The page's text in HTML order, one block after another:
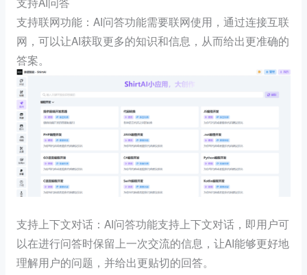
支持联网功能：AI问答功能需要联网使用，通过连接互联
网，可以让AI获取更多的知识和信息，从而给出更准确的
答案。
支持上下文对话：AI问答功能支持上下文对话，即用户可
以在进行问答时保留上一次交流的信息，让AI能够更好地
理解用户的问题，并给出更贴切的回答。